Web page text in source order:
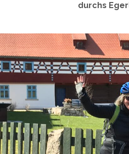
durchs
Geführte